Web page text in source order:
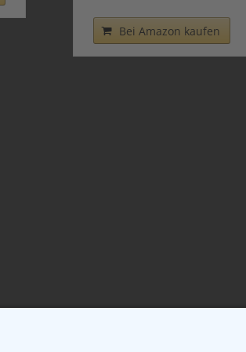
Bei Amazon kaufen